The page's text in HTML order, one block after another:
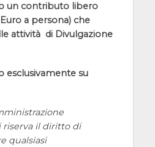
un contributo libero
a persona) che
attività di Divulgazione
esclusivamente su
riserva il diritto di
qualsiasi